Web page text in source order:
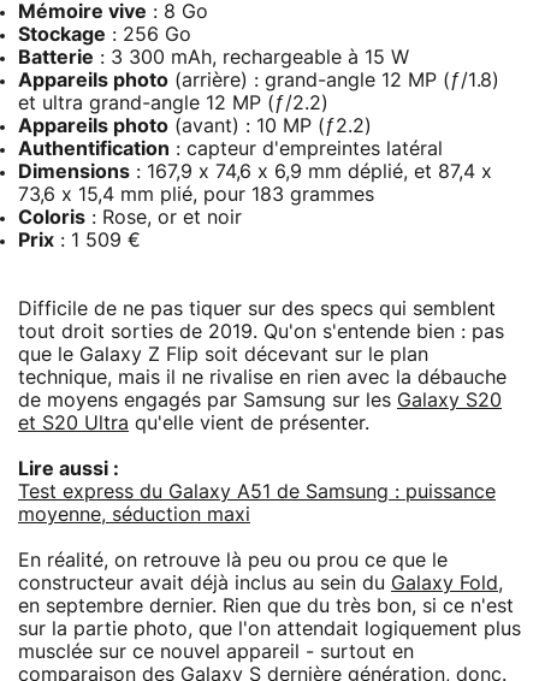
Mémoire vive : 8 Go
Stockage : 256 Go
Batterie : 3 300 mAh, rechargeable à 15 W
Appareils photo (arrière) : grand-angle 12 MP (ƒ/1.8)
et ultra grand-angle 12 MP (ƒ/2.2)
Appareils photo (avant) : 10 MP (ƒ2.2)
Authentification : capteur d'empreintes latéral
Dimensions : 167,9 x 74,6 x 6,9 mm déplié, et 87,4 x
73,6 x 15,4 mm plié, pour 183 grammes
Coloris : Rose, or et noir
Prix : 1 509 €
Difficile de ne pas tiquer sur des specs qui semblent
tout droit sorties de 2019. Qu'on s'entende bien : pas
que le Galaxy Z Flip soit décevant sur le plan
technique, mais il ne rivalise en rien avec la débauche
de moyens engagés par Samsung sur les Galaxy S20
et S20 Ultra qu'elle vient de présenter.
Lire aussi :
Test express du Galaxy A51 de Samsung : puissance
moyenne, séduction maxi
En réalité, on retrouve là peu ou prou ce que le
constructeur avait déjà inclus au sein du Galaxy Fold,
en septembre dernier. Rien que du très bon, si ce n'est
sur la partie photo, que l'on attendait logiquement plus
musclée sur ce nouvel appareil - surtout en
comparaison des Galaxy S dernière génération, donc.